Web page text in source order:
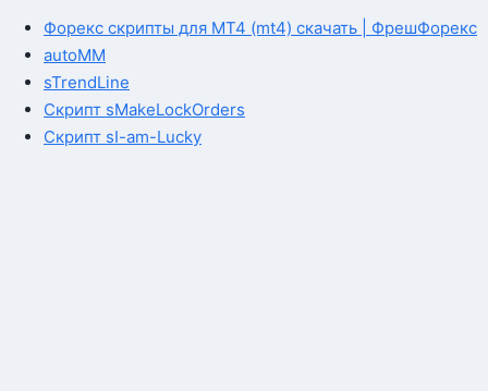
Форекс скрипты для MT4 (mt4) скачать | ФрешФорекс
autoMM
sTrendLine
Скрипт sMakeLockOrders
Скрипт sI-am-Lucky